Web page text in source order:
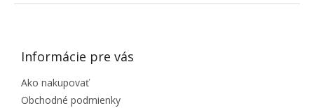
ZÁPÄTIE
Informácie pre vás
Ako nakupovať
Obchodné podmienky